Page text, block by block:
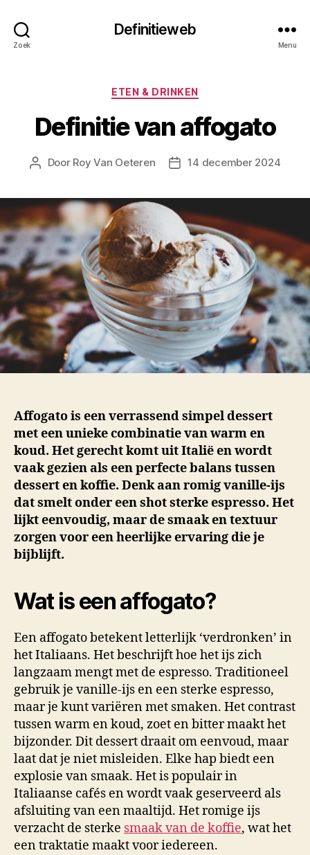
Zoek
Definitieweb
Menu
Categorieën
ETEN & DRINKEN
Definitie van affogato
Berichtauteur
Door Roy Van Oeteren Berichtdatum
14 december 2024
Affogato is een verrassend simpel dessert
met een unieke combinatie van warm en
koud. Het gerecht komt uit Italië en wordt
vaak gezien als een perfecte balans tussen
dessert en koffie. Denk aan romig vanille-ijs
dat smelt onder een shot sterke espresso. Het
lijkt eenvoudig, maar de smaak en textuur
zorgen voor een heerlijke ervaring die je
bijblijft.
Wat is een affogato?
Een affogato betekent letterlijk ‘verdronken’ in
het Italiaans. Het beschrijft hoe het ijs zich
langzaam mengt met de espresso. Traditioneel
gebruik je vanille-ijs en een sterke espresso,
maar je kunt variëren met smaken. Het contrast
tussen warm en koud, zoet en bitter maakt het
bijzonder. Dit dessert draait om eenvoud, maar
laat dat je niet misleiden. Elke hap biedt een
explosie van smaak. Het is populair in
Italiaanse cafés en wordt vaak geserveerd als
afsluiting van een maaltijd. Het romige ijs
verzacht de sterke smaak van de koffie, wat het
een traktatie maakt voor iedereen.